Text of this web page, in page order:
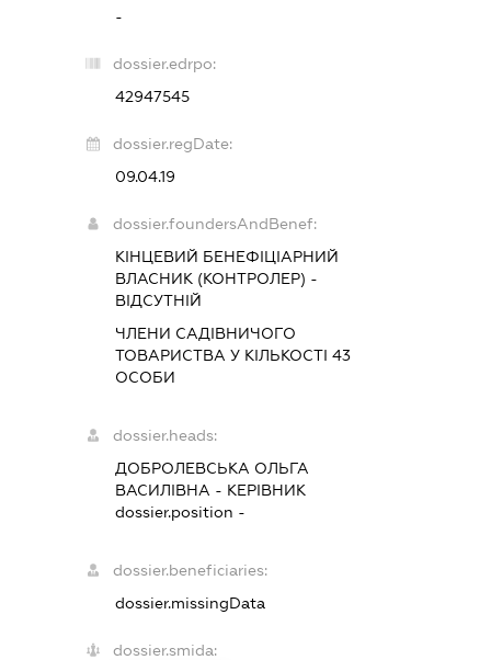
-
dossier.edrpo:
42947545
dossier.regDate:
09.04.19
dossier.foundersAndBenef:
КІНЦЕВИЙ БЕНЕФІЦІАРНИЙ
ВЛАСНИК (КОНТРОЛЕР) -
ВІДСУТНІЙ
ЧЛЕНИ САДІВНИЧОГО
ТОВАРИСТВА У КІЛЬКОСТІ 43
ОСОБИ
dossier.heads:
ДОБРОЛЕВСЬКА ОЛЬГА
ВАСИЛІВНА - КЕРІВНИК
dossier.position -
dossier.beneficiaries:
dossier.missingData
dossier.smida: